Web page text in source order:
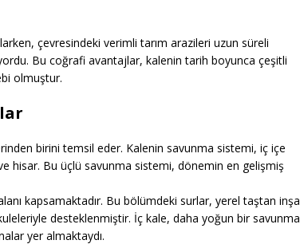
çevresindeki verimli tarım arazileri uzun süreli
Bu coğrafi avantajlar, kalenin tarih boyunca çeşitli
olmuştur.
birini temsil eder. Kalenin savunma sistemi, iç içe
hisar. Bu üçlü savunma sistemi, dönemin en gelişmiş
kapsamaktadır. Bu bölümdeki surlar, yerel taştan inşa
desteklenmiştir. İç kale, daha yoğun bir savunma
yer almaktaydı.